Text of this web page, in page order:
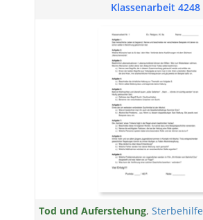
Klassenarbeit 4248
Tod und Auferstehung, Sterbehilfe